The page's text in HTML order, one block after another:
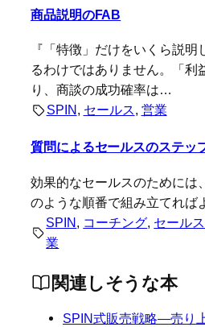
商品説明のFAB
『「特徴」だけをいくら説
るわけではありません。「利
り、商談の成功確率は…
SPIN , セールス, 営業
質問によるセールスのステッ
効果的なセールスのためには
のような順番で組み立てれば
SPIN, コーチング, セールス
業
関連しそうな本
SPIN式販売戦略―売り